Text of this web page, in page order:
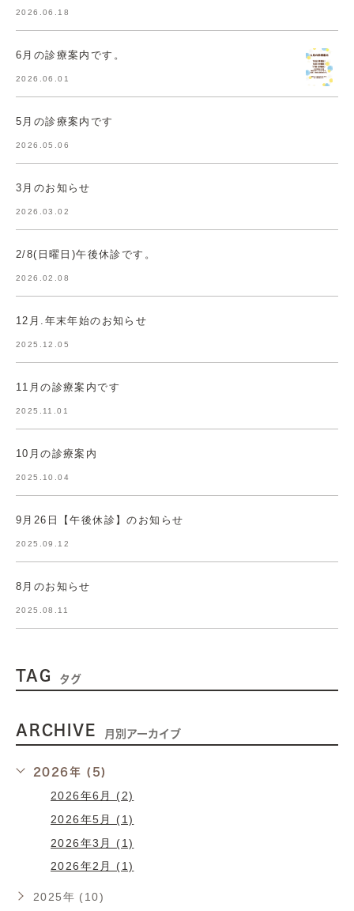
2026.06.18
6月の診療案内です。
2026.06.01
5月の診療案内です
2026.05.06
3月のお知らせ
2026.03.02
2/8(日曜日)午後休診です。
2026.02.08
12月.年末年始のお知らせ
2025.12.05
11月の診療案内です
2025.11.01
10月の診療案内
2025.10.04
9月26日【午後休診】のお知らせ
2025.09.12
8月のお知らせ
2025.08.11
TAG タグ
ARCHIVE 月別アーカイブ
2026年 (5)
2026年6月 (2)
2026年5月 (1)
2026年3月 (1)
2026年2月 (1)
2025年 (10)